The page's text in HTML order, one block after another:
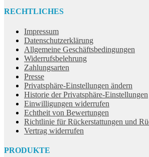
RECHTLICHES
Impressum
Datenschutzerklärung
Allgemeine Geschäftsbedingungen
Widerrufsbelehrung
Zahlungsarten
Presse
Privatsphäre-Einstellungen ändern
Historie der Privatsphäre-Einstellungen
Einwilligungen widerrufen
Echtheit von Bewertungen
Richtlinie für Rückerstattungen und
Vertrag widerrufen
PRODUKTE